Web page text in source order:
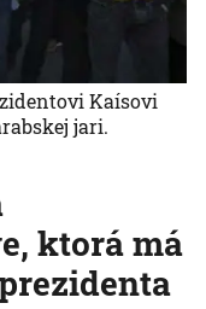
ktorá má
Kaísovi
jari.